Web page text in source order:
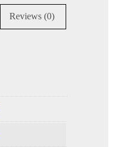
Reviews (0)